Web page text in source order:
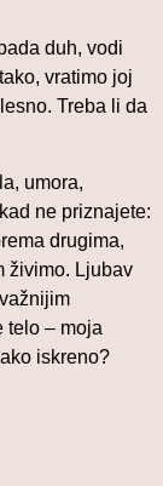
duh, vodi
vratimo joj
Treba li da
umora,
ne priznajete:
drugima,
živimo. Ljubav
telo – moja
iskreno?